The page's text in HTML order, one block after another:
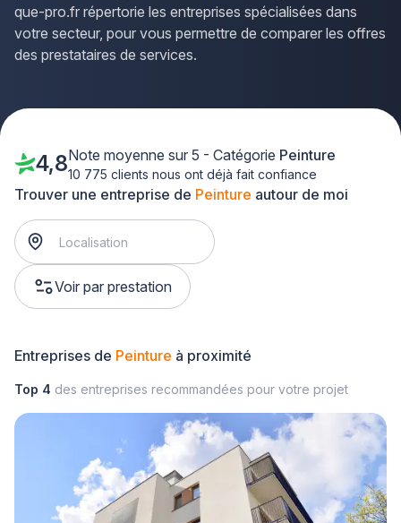
que-pro.fr répertorie les entreprises spécialisées dans
votre secteur, pour vous permettre de comparer les offres
des prestataires de services.
Trouver une entreprise de Peinture autour de moi
Voir par prestation
4,8Note moyenne sur 5 - Catégorie Peinture
10 775 clients nous ont déjà fait confiance
Entreprises de Peinture à proximité
Top 4 des entreprises recommandées pour votre projet